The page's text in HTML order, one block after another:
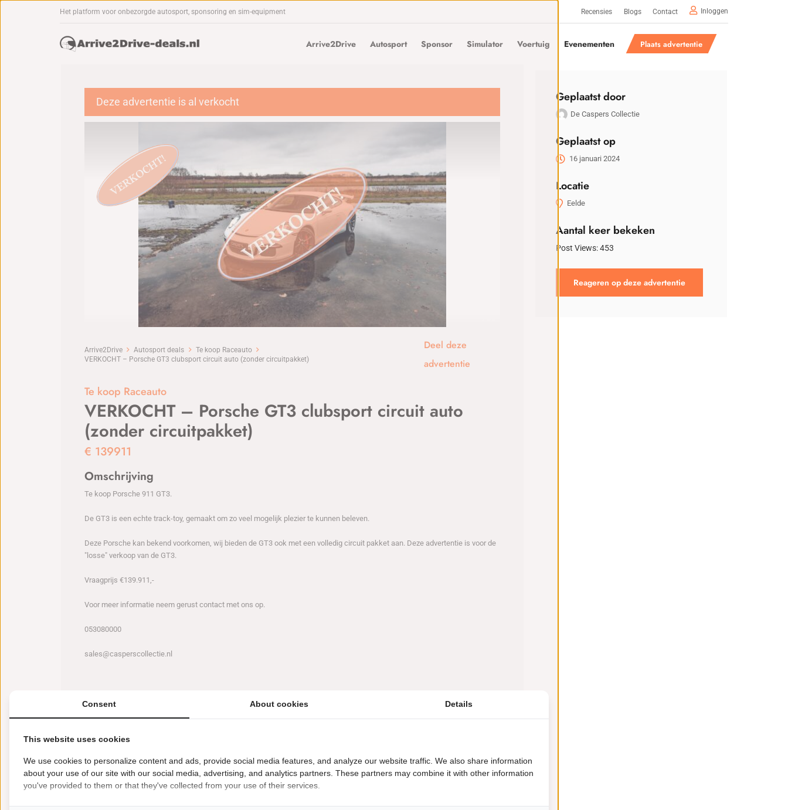
Het platform voor onbezorgde autosport, sponsoring en sim-equipment Recensies Blogs Contact Inloggen
Arrive2Drive Autosport Sponsor Simulator Voertuig Evenementen Plaats advertentie
Deze advertentie is al verkocht
Arrive2Drive Autosport deals
Te koop Raceauto
VERKOCHT – Porsche GT3 clubsport circuit auto (zonder circuitpakket)
Deel deze
advertentie
Te koop Raceauto
VERKOCHT – Porsche GT3 clubsport circuit auto
(zonder circuitpakket)
€ 139911
Omschrijving
Te koop Porsche 911 GT3.
De GT3 is een echte track-toy, gemaakt om zo veel mogelijk plezier te kunnen beleven.
Deze Porsche kan bekend voorkomen, wij bieden de GT3 ook met een volledig circuit pakket aan. Deze advertentie is voor de
"losse" verkoop van de GT3.
Vraagprijs €139.911,-
Voor meer informatie neem gerust contact met ons op.
053080000
sales@casperscollectie.nl
Kenmerken
Geplaatst door
De Caspers Collectie
Geplaatst op
16 januari 2024
Locatie
Eelde
Aantal keer bekeken
Post Views:453
Reageren op deze advertentie
Nieuwste deals
Consent About cookies Details
This website uses cookies
We use cookies to personalize content and ads, provide social media features, and analyze our website traffic. We also share information
about your use of our site with our social media, advertising, and analytics partners. These partners may combine it with other information
you've provided to them or that they've collected from your use of their services.